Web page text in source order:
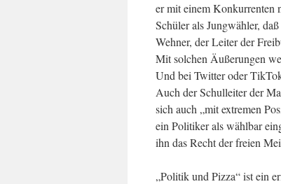
er mit einem Konkurrenten
Schüler als Jungwähler,
Wehner, der Leiter der
Mit solchen Äußerungen
Und bei Twitter oder
Auch der Schulleiter der
sich auch „mit extremen
ein Politiker als wählbar
ihn das Recht der freien
„Politik und Pizza“ ist ein